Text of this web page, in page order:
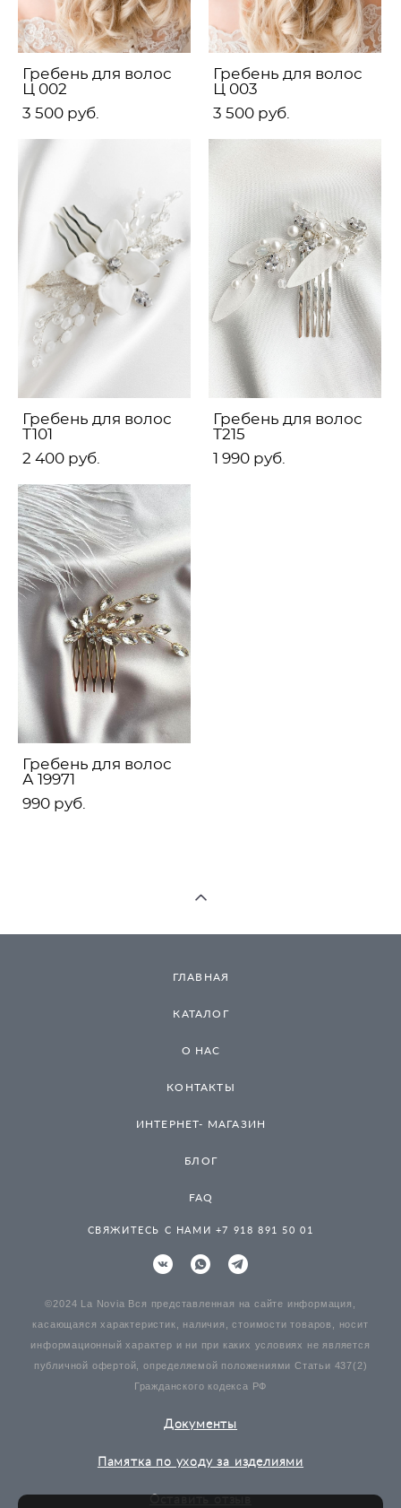
Гребень для волос
Ц 002
3 500 pуб.
Гребень для волос
Ц 003
3 500 pуб.
Гребень для волос
Т101
2 400 pуб.
Гребень для волос
Т215
1 990 pуб.
Гребень для волос
А 19971
990 pуб.
ГЛАВНАЯ
КАТАЛОГ
О НАС
КОНТАКТЫ
ИНТЕРНЕТ- МАГАЗИН
БЛОГ
FAQ
СВЯЖИТЕСЬ С НАМИ +7 918 891 50 01
©2024 La Novia Вся представленная на сайте информация,
касающаяся характеристик, наличия, стоимости товаров, носит
информационный характер и ни при каких условиях не является
публичной офертой, определяемой положениями Статьи 437(2)
Гражданского кодекса РФ
Документы
Памятка по уходу за изделиями
Оставить отзыв